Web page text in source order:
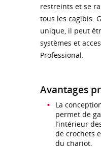
restreints et se
tous les cagibis.
unique, il peut
systèmes et
Professional.
Avantages
La
permet de
l’intérieur
de crochets
du chariot.